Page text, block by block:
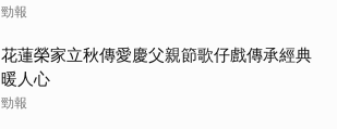
勁報
花蓮榮家立秋傳愛慶父親節歌仔戲傳承經典
暖人心
勁報